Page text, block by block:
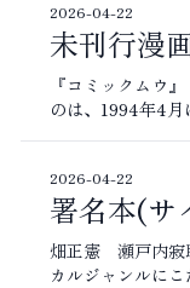
2026-04-22
未刊行漫
『コミックムウ
のは、1994年4
2026-04-22
署名本(サ
畑正憲 瀬戸内寂
カルジャンル